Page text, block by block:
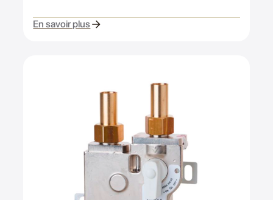
En savoir plus